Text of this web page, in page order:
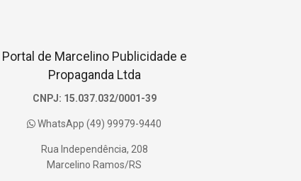
Portal de Marcelino Publicidade e
Propaganda Ltda
CNPJ: 15.037.032/0001-39
WhatsApp (49) 99979-9440
Rua Independência, 208
Marcelino Ramos/RS